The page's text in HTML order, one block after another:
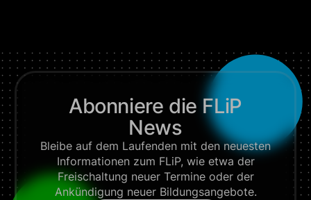
Abonniere die FLiP
News
Bleibe auf dem Laufenden mit den neuesten
Informationen zum FLiP, wie etwa der
Freischaltung neuer Termine oder der
Ankündigung neuer Bildungsangebote.